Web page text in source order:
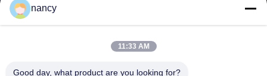
nancy
11:33 AM
Good day, what product are you looking for?